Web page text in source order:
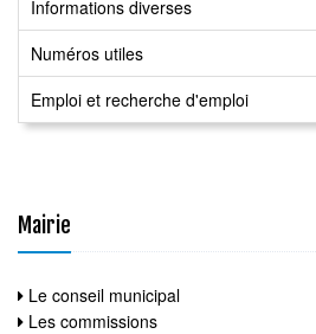
Informations diverses
Numéros utiles
Emploi et recherche d'emploi
Mairie
Le conseil municipal
Les commissions